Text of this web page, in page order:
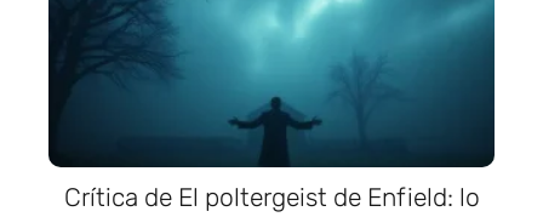
Crítica de El poltergeist de Enfield: lo